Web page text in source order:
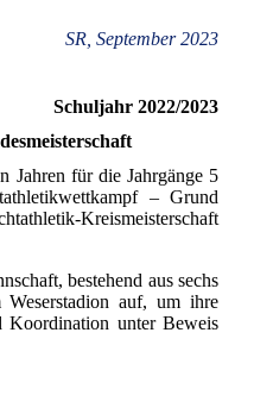
SR, September 2023
Schuljahr 2022/2023
Jahren für die Jahrgänge 5
– Grund
Kreismeisterschaft
bestehend aus sechs
Weserstadion auf, um ihre
Koordination unter Beweis